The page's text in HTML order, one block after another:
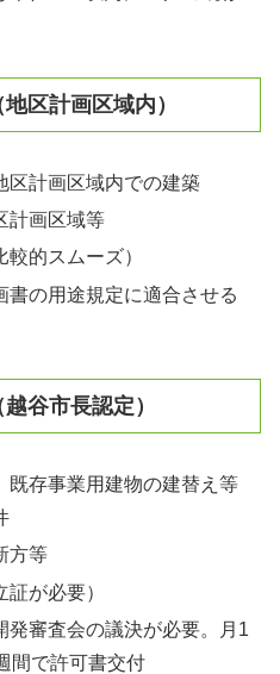
区計画区域内）
区計画区域内での建築
計画区域等
較的スムーズ）
書の用途規定に適合させる
谷市長認定）
既存事業用建物の建替え等
方等
証が必要）
発審査会の議決が必要。月1
間で許可書交付